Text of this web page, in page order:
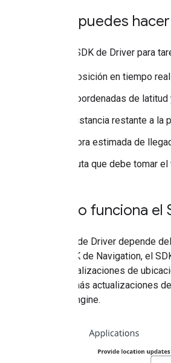
Qué puedes
Usa el SDK de Driver para
Posición en tiempo
Coordenadas de
Distancia restante a la
Hora estimada de
Ruta que debe tomar
Cómo funciona
El SDK de Driver depende
del SDK de Navigation, el
de actualizaciones de
las demás actualizaciones
Fleet Engine.